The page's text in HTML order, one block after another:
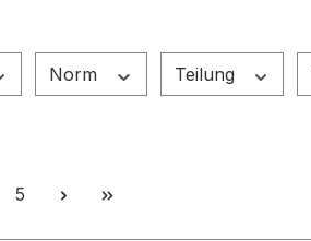
Norm Teilung
Seite
5